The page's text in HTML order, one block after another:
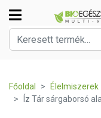
Főoldal Élelmiszerek
Íz Tár sárgaborsó